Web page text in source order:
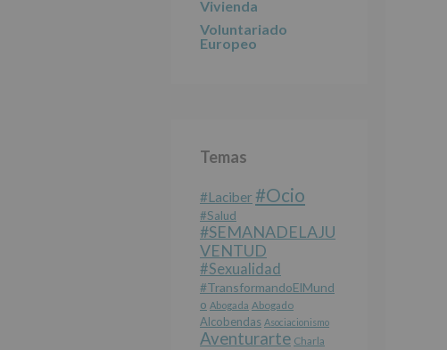
Vivienda
Voluntariado
Europeo
Temas
#laciber#Ocio
#salud
#SEMANADELAJU
VENTUD
#sexualidad
#TransformandoElMund
O Abogada Abogado
Alcobendas Asociacionismo
Aventurarte Charla